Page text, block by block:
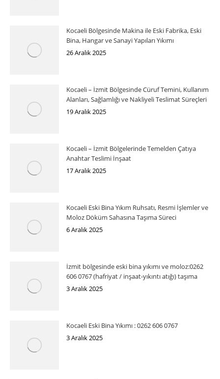
Kocaeli Bölgesinde Makina ile Eski Fabrika, Eski
Bina, Hangar ve Sanayi Yapıları Yıkımı
26 Aralık 2025
Kocaeli – İzmit Bölgesinde Cüruf Temini, Kullanım
Alanları, Sağlamlığı ve Nakliyeli Teslimat Süreçleri
19 Aralık 2025
Kocaeli – İzmit Bölgelerinde Temelden Çatıya
Anahtar Teslimi İnşaat
17 Aralık 2025
Kocaeli Eski Bina Yıkım Ruhsatı, Resmi İşlemler ve
Moloz Döküm Sahasına Taşıma Süreci
6 Aralık 2025
İzmit bölgesinde eski bina yıkımı ve moloz:0262
606 0767 (hafriyat / inşaat-yıkıntı atığı) taşıma
3 Aralık 2025
Kocaeli Eski Bina Yıkımı : 0262 606 0767
3 Aralık 2025